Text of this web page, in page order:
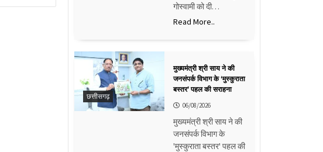
गोस्वामी को दी…
Read More..
छत्तीसगढ़
मुख्यमंत्री श्री साय ने की
जनसंपर्क विभाग के ‘मुस्कुराता
बस्तर’ पहल की सराहना
06/08/2026
मुख्यमंत्री श्री साय ने की
जनसंपर्क विभाग के
'मुस्कुराता बस्तर' पहल की